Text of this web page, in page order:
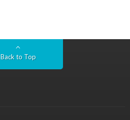
Back to Top